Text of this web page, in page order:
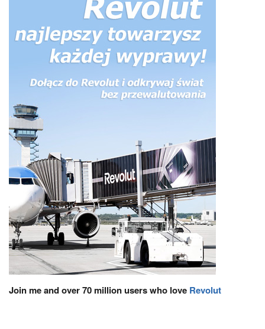
Join me and over 70 million users who love Revolut